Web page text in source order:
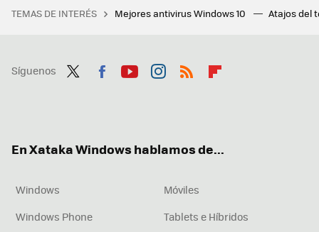
TEMAS DE INTERÉS Mejores antivirus Windows 10 Atajos del
Síguenos
En Xataka Windows hablamos de...
Windows
Móviles
Windows Phone
Tablets e Híbridos